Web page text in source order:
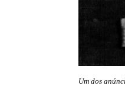
Um dos